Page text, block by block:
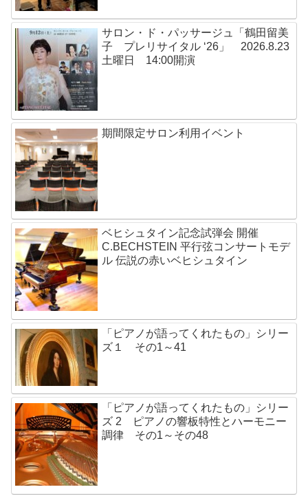
サロン・ド・パッサージュ「鶴田留美
子 プレリサイタル ‘26」 2026.8.23
土曜日 14:00開演
期間限定サロン利用イベント
ベヒシュタイン記念試弾会 開催
C.BECHSTEIN 平行弦コンサートモデ
ル 伝説の赤いベヒシュタイン
「ピアノが語ってくれたもの」シリー
ズ１ その1～41
「ピアノが語ってくれたもの」シリー
ズ 2 ピアノの響板特性とハーモニー
調律 その1～その48